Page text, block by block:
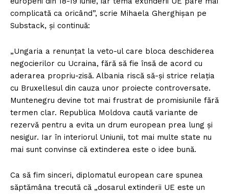
complicată ca oricând”, scrie Mihaela Gherghișan pe
Substack, și continuă:
„Ungaria a renunțat la veto-ul care bloca deschiderea
negocierilor cu Ucraina, fără să fie însă de acord cu
aderarea propriu-zisă. Albania riscă să-și strice relația
cu Bruxellesul din cauza unor proiecte controversate.
Muntenegru devine tot mai frustrat de promisiunile fără
termen clar. Republica Moldova caută variante de
rezervă pentru a evita un drum european prea lung și
nesigur. Iar în interiorul Uniunii, tot mai multe state nu
mai sunt convinse că extinderea este o idee bună.
Ca să fim sinceri, diplomatul european care spunea
săptămâna trecută că „dosarul extinderii UE este un